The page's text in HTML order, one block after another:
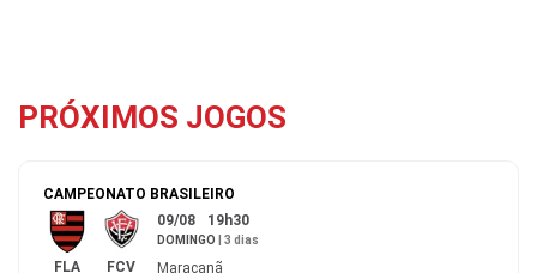
PRÓXIMOS JOGOS
CAMPEONATO BRASILEIRO
FLA FCV
09/08 19h30
DOMINGO 3 dias
Maracanã